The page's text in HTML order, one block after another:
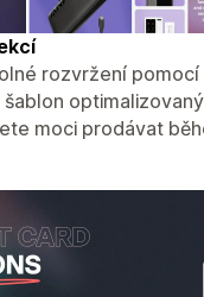
rozvržení pomocí
moci prodávat